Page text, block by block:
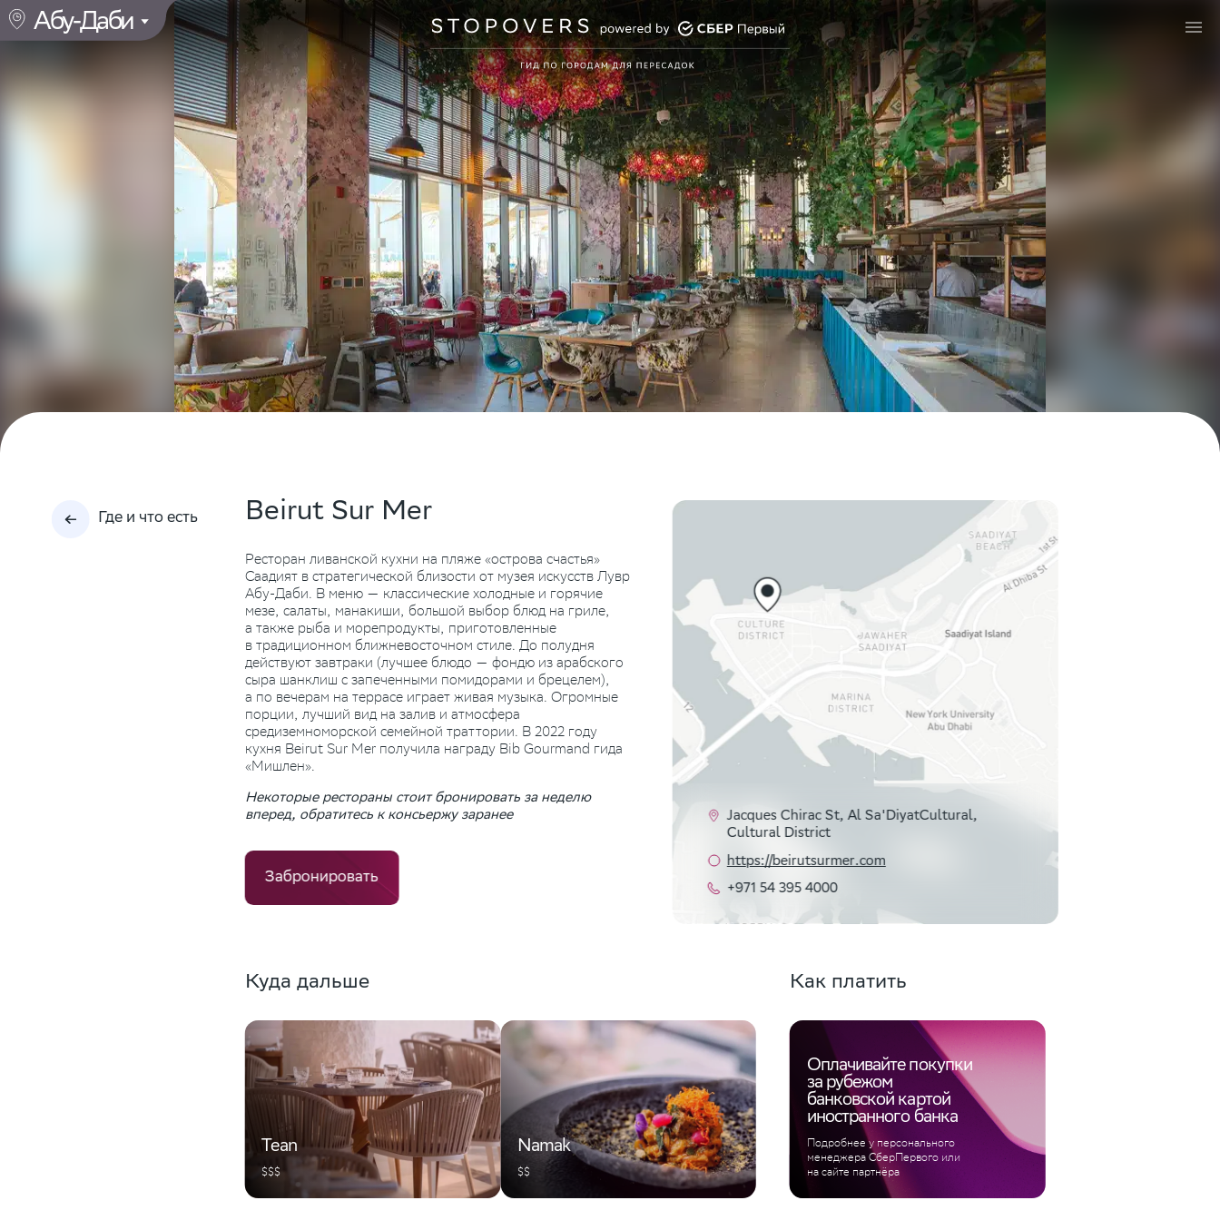
Абу-Даби
Где и что есть Beirut Sur Mer
Ресторан ливанской кухни на пляже «острова счастья»
Саадият в стратегической близости от музея искусств Лувр
Абу-Даби. В меню — классические холодные и горячие
мезе, салаты, манакиши, большой выбор блюд на гриле,
а также рыба и морепродукты, приготовленные
в традиционном ближневосточном стиле. До полудня
действуют завтраки (лучшее блюдо — фондю из арабского
сыра шанклиш с запеченными помидорами и брецелем),
а по вечерам на террасе играет живая музыка. Огромные
порции, лучший вид на залив и атмосфера
средиземноморской семейной траттории. В 2022 году
кухня Beirut Sur Mer получила награду Bib Gourmand гида
«Мишлен».
Некоторые рестораны стоит бронировать за неделю
вперед, обратитесь к консьержу заранее
Забронировать
Jacques Chirac St, Al Sa'DiyatCultural,
Cultural District
https://beirutsurmer.com
+971 54 395 4000
Куда дальше
Tean
$$$
Namak
$$
Как платить
Оплачивайте покупки
за рубежом
банковской картой
иностранного банка
Подробнее у персонального
менеджера СберПервого или
на сайте партнёра